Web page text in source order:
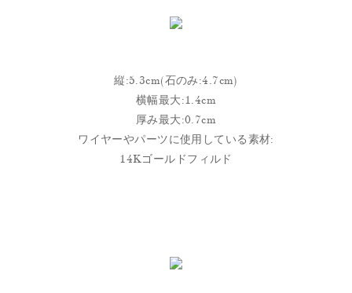
縦:5.3cm(石のみ:4.7cm)
横幅最大:1.4cm
厚み最大:0.7cm
ワイヤーやパーツに使用している素材:
14Kゴールドフィルド